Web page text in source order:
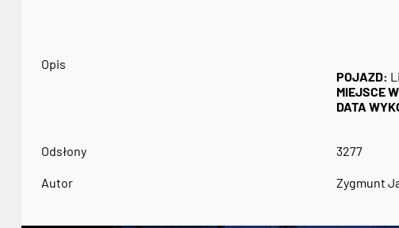
Opis
POJAZD:
MIEJSCE
DATA
Odsłony 3277
Autor Zygmunt